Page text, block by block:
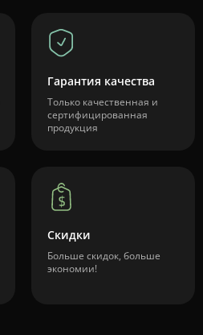
Гарантия качества
Только качественная и
сертифицированная
продукция
Скидки
Больше скидок, больше
экономии!